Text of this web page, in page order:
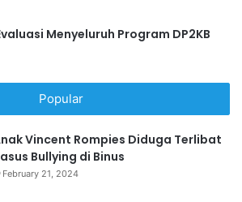
Menyeluruh Program DP2KB
Popular
Vincent Rompies Diduga Terlibat
Bullying di Binus
February 21, 2024